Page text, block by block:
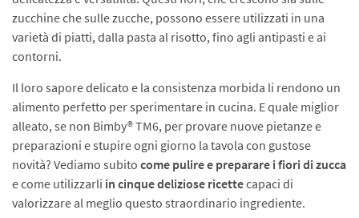
zucchine che sulle zucche, possono essere utilizzati in una
varietà di piatti, dalla pasta al risotto, fino agli antipasti e ai
contorni.
Il loro sapore delicato e la consistenza morbida li rendono un
alimento perfetto per sperimentare in cucina. E quale miglior
alleato, se non Bimby® TM6, per provare nuove pietanze e
preparazioni e stupire ogni giorno la tavola con gustose
novità? Vediamo subito come pulire e preparare i fiori di zucca
e come utilizzarli in cinque deliziose ricettecapaci di
valorizzare al meglio questo straordinario ingrediente.